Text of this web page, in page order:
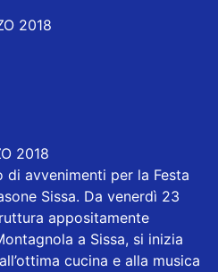
2018
2018
avvenimenti per la Festa
Sissa. Da venerdì 23
appositamente
a Sissa, si inizia
cucina e alla musica